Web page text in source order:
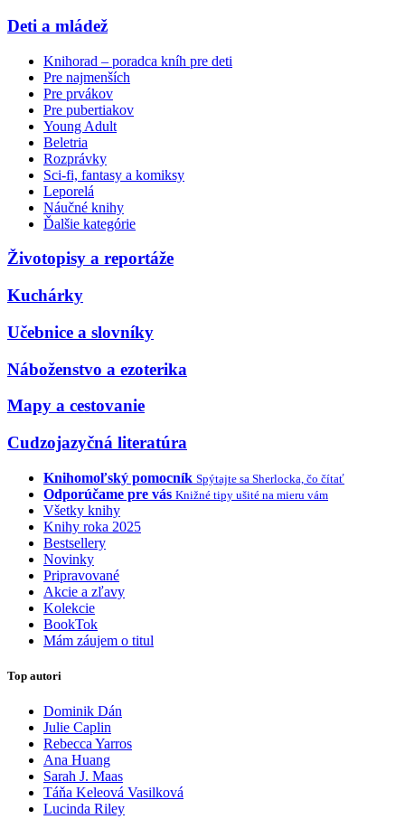
Deti a mládež
Knihorad – poradca kníh pre deti
Pre najmenších
Pre prvákov
Pre pubertiakov
Young Adult
Beletria
Rozprávky
Sci-fi, fantasy a komiksy
Leporelá
Náučné knihy
Ďalšie kategórie
Životopisy a reportáže
Kuchárky
Učebnice a slovníky
Náboženstvo a ezoterika
Mapy a cestovanie
Cudzojazyčná literatúra
Knihomoľský pomocník Spýtajte sa Sherlocka, čo čítať
Odporúčame pre vás Knižné tipy ušité na mieru vám
Všetky knihy
Knihy roka 2025
Bestsellery
Novinky
Pripravované
Akcie a zľavy
Kolekcie
BookTok
Mám záujem o titul
Top autori
Dominik Dán
Julie Caplin
Rebecca Yarros
Ana Huang
Sarah J. Maas
Táňa Keleová Vasilková
Lucinda Riley